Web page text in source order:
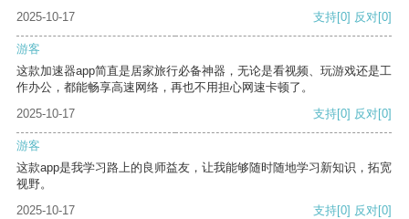
2025-10-17
支持[0] 反对[0]
游客
这款加速器app简直是居家旅行必备神器，无论是看视频、玩游戏还是工
作办公，都能畅享高速网络，再也不用担心网速卡顿了。
2025-10-17
支持[0] 反对[0]
游客
这款app是我学习路上的良师益友，让我能够随时随地学习新知识，拓宽
视野。
2025-10-17
支持[0] 反对[0]